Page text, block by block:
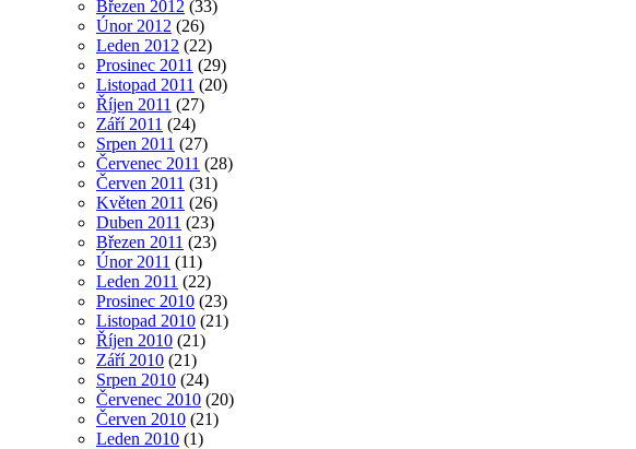
Březen 2012 (33)
Únor 2012 (26)
Leden 2012 (22)
Prosinec 2011 (29)
Listopad 2011 (20)
Říjen 2011 (27)
Září 2011 (24)
Srpen 2011 (27)
Červenec 2011 (28)
Červen 2011 (31)
Květen 2011 (26)
Duben 2011 (23)
Březen 2011 (23)
Únor 2011 (11)
Leden 2011 (22)
Prosinec 2010 (23)
Listopad 2010 (21)
Říjen 2010 (21)
Září 2010 (21)
Srpen 2010 (24)
Červenec 2010 (20)
Červen 2010 (21)
Leden 2010 (1)